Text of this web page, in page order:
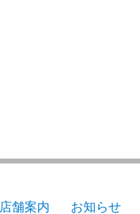
店舗案内 お知らせ